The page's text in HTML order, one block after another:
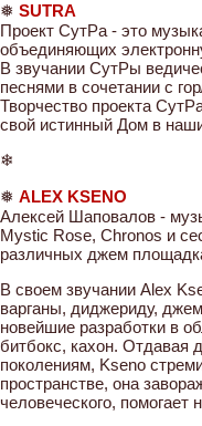
❅ SUTRA
Проект СутРа - это
объединяющих
В звучании СутРы
песнями в сочетании с
Творчество проекта
свой истинный Дом в
❄
❅ ALEX KSENO
Алексей Шаповалов -
Mystic Rose, Chronos и
различных джем
В своем звучании Alex
варганы, диджериду,
новейшие разработки в
битбокс, кахон. Отдавая
поколениям, Kseno
пространстве, она
человеческого,